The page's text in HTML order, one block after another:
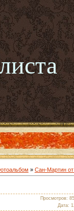
» Сан-Мартин
Просмотров:
Дата: